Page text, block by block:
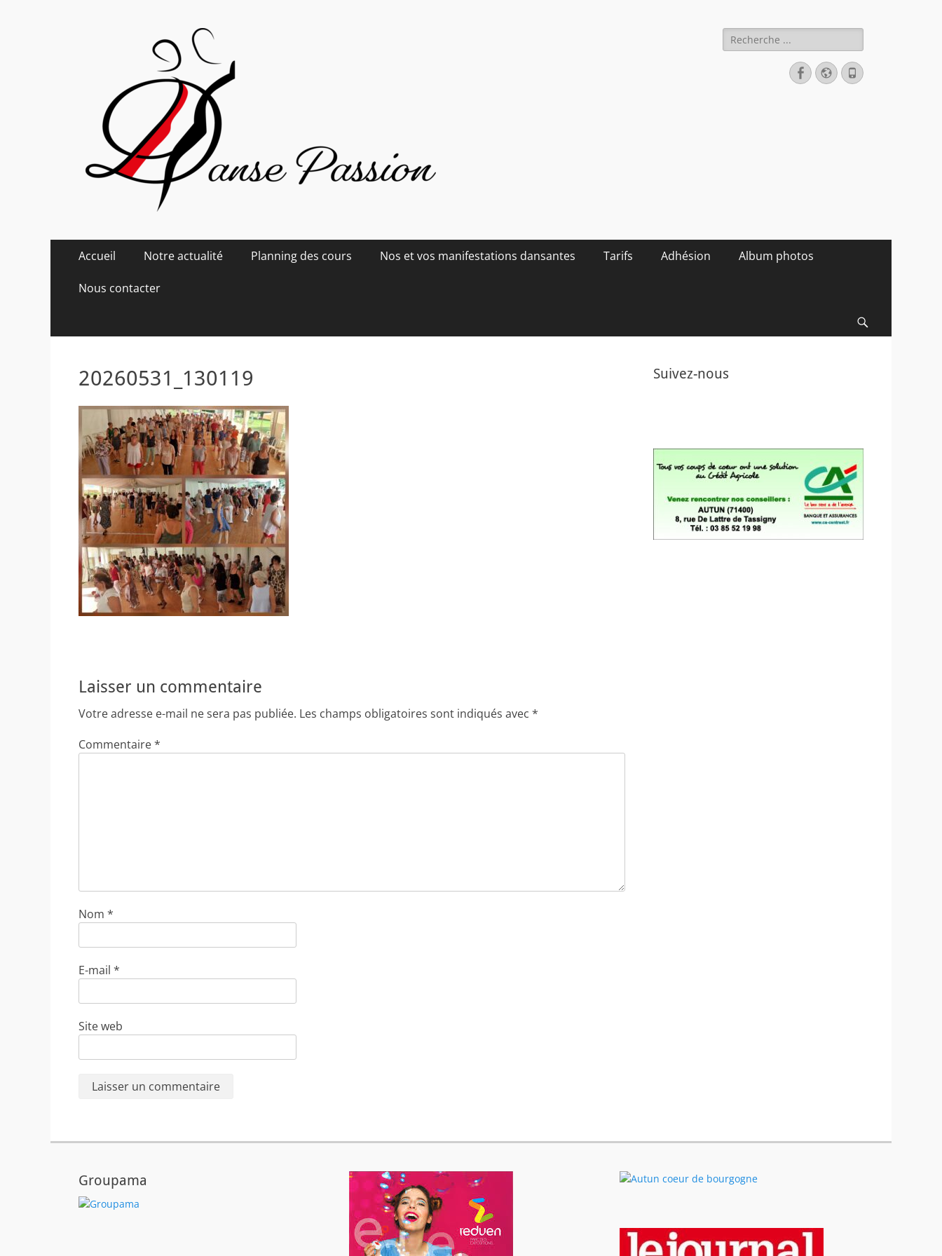
Danse Passion Rechercher :
Facebook
Site
web
Tél
Menu
contenu
Accueil Notre actualité Planning des cours Nos et vos manifestations dansantes Tarifs Adhésion Album photos
Nous contacter
20260531_130119
Laisser un commentaire
Votre adresse e-mail ne sera pas publiée. Les champs obligatoires sont indiqués avec *
Commentaire*
Nom *
E-mail *
Site web
Suivez-nous
Groupama